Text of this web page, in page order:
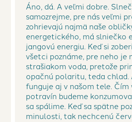
Áno, dá. A veľmi dobre.
samozrejme, pre nás veľmi
zohrievajú najmä naše
energetického, má slniečko
jangovú energiu. Keď si
všetci poznáme, pre neho je
strašiakom voda, pretože
opačnú polaritu, teda
funguje aj v našom tele.
potravín budeme
sa spálime. Keď sa spätne
minulosti, tak nechcenú